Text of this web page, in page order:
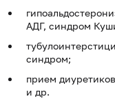
АДГ, синдром
синдром;
прием
и др.